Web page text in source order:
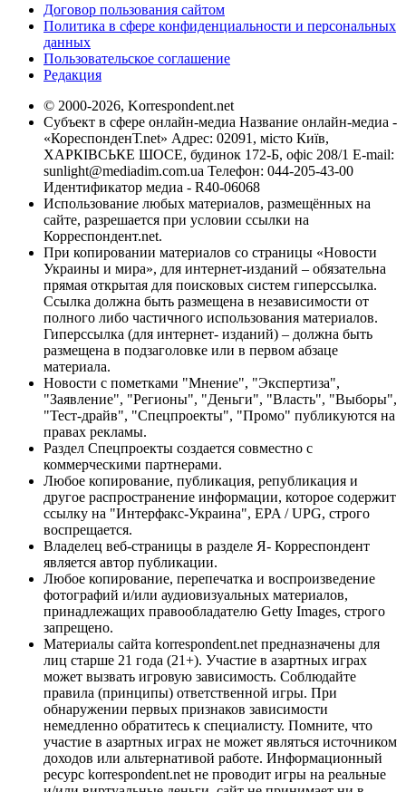
Договор пользования сайтом
Политика в сфере конфиденциальности и персональных
данных
Пользовательское соглашение
Редакция
© 2000-2026, Korrespondent.net
Субъект в сфере онлайн-медиа Название онлайн-медиа -
«КореспонденТ.net» Адрес: 02091, місто Київ,
ХАРКІВСЬКЕ ШОСЕ, будинок 172-Б, офіс 208/1 E-mail:
sunlight@mediadim.com.ua Телефон: 044-205-43-00
Идентификатор медиа - R40-06068
Использование любых материалов, размещённых на
сайте, разрешается при условии ссылки на
Корреспондент.net.
При копировании материалов со страницы «Новости
Украины и мира», для интернет-изданий – обязательна
прямая открытая для поисковых систем гиперссылка.
Ссылка должна быть размещена в независимости от
полного либо частичного использования материалов.
Гиперссылка (для интернет- изданий) – должна быть
размещена в подзаголовке или в первом абзаце
материала.
Новости с пометками "Мнение", "Экспертиза",
"Заявление", "Регионы", "Деньги", "Власть", "Выборы",
"Тест-драйв", "Спецпроекты", "Промо" публикуются на
правах рекламы.
Раздел Спецпроекты создается совместно с
коммерческими партнерами.
Любое копирование, публикация, републикация и
другое распространение информации, которое содержит
ссылку на "Интерфакс-Украина", EPA / UPG, строго
воспрещается.
Владелец веб-страницы в разделе Я- Корреспондент
является автор публикации.
Любое копирование, перепечатка и воспроизведение
фотографий и/или аудиовизуальных материалов,
принадлежащих правообладателю Getty Images, строго
запрещено.
Материалы сайта korrespondent.net предназначены для
лиц старше 21 года (21+). Участие в азартных играх
может вызвать игровую зависимость. Соблюдайте
правила (принципы) ответственной игры. При
обнаружении первых признаков зависимости
немедленно обратитесь к специалисту. Помните, что
участие в азартных играх не может являться источником
доходов или альтернативой работе. Информационный
ресурс korrespondent.net не проводит игры на реальные